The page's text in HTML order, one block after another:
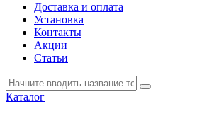
Доставка и оплата
Установка
Контакты
Акции
Статьи
Каталог